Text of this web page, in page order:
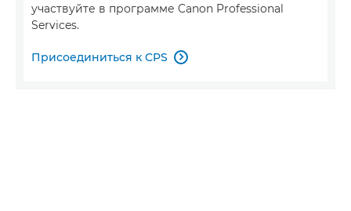
участвуйте в программе Canon Professional
Services.
Присоединиться к CPS 